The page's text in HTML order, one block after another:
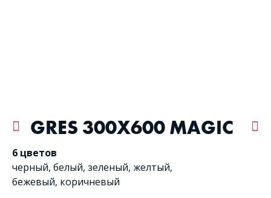
GRES 300X600 MAGIC
6 цветов
черный, белый, зеленый, желтый,
бежевый, коричневый